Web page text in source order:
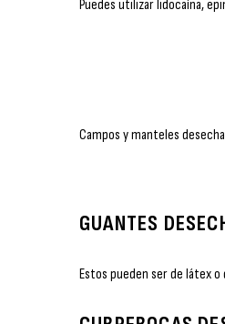
Puedes utilizar lidocaína,
Campos y manteles
GUANTES
Estos pueden ser de látex